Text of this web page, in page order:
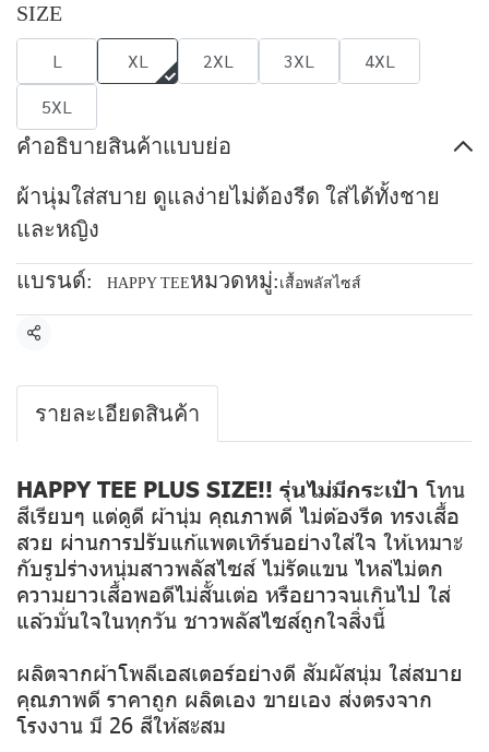
SIZE
L XL 2XL 3XL
4XL
5XL
คำอธิบายสินค้าแบบย่อ
ผ้านุ่มใส่สบาย ดูแลง่ายไม่ต้องรีด ใส่ได้ทั้งชาย
และหญิง
แบรนด์: HAPPY TEEหมวดหมู่: เสื้อพลัสไซส์
แชร์
รายละเอียดสินค้า
HAPPY TEE PLUS SIZE!! รุ่นไม่มีกระเป๋า โทน
สีเรียบๆ แต่ดูดี ผ้านุ่ม คุณภาพดี ไม่ต้องรีด ทรงเสื้อ
สวย ผ่านการปรับแก้แพตเทิร์นอย่างใส่ใจ ให้เหมาะ
กับรูปร่างหนุ่มสาวพลัสไซส์ ไม่รัดแขน ไหล่ไม่ตก
ความยาวเสื้อพอดีไม่สั้นเต่อ หรือยาวจนเกินไป ใส่
แล้วมั่นใจในทุกวัน ชาวพลัสไซส์ถูกใจสิ่งนี้
ผลิตจากผ้าโพลีเอสเตอร์อย่างดี สัมผัสนุ่ม ใส่สบาย
คุณภาพดี ราคาถูก ผลิตเอง ขายเอง ส่งตรงจาก
โรงงาน มี 26 สีให้สะสม